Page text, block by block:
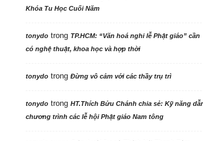
Khóa Tu Học Cuối Năm
tonydotrong TP.HCM: “Văn hoá nghi lễ Phật giáo” cần
có nghệ thuật, khoa học và hợp thời
tonydotrong Đừng vô cảm với các thầy trụ trì
tonydotrong HT.Thích Bửu Chánh chia sẻ: Kỹ năng
chương trình các lễ hội Phật giáo Nam tông